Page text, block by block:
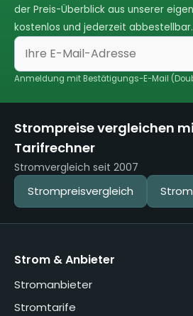
der Preis-Überblick aus unserer
kostenlos und jederzeit abbestellbar.
Anmeldung mit Bestätigungs-E-Mail
Strompreise vergleichen
Tarifrechner
Stromvergleich seit 2007
Strompreisvergleich
Strom & Anbieter
Stromanbieter
Stromtarife